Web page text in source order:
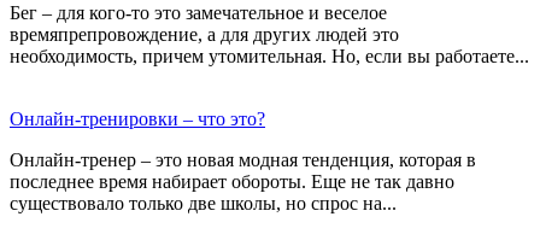
Бег – для кого-то это замечательное и веселое
времяпрепровождение, а для других людей это
необходимость, причем утомительная. Но, если вы работаете...
Онлайн-тренировки – что это?
Онлайн-тренер – это новая модная тенденция, которая в
последнее время набирает обороты. Еще не так давно
существовало только две школы, но спрос на...